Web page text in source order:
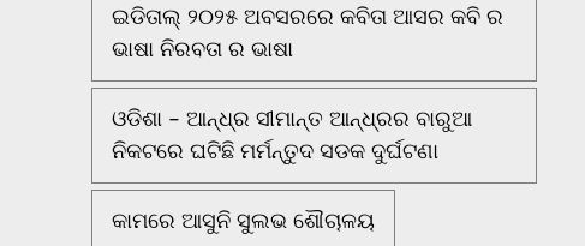
ଇଡିତାଲ୍ ୨୦୨୫ ଅବସରରେ କବିତା ଆସର କବି ର
ଭାଷା ନିରବତା ର ଭାଷା
ଓଡିଶା - ଆନ୍ଧ୍ର ସୀମାନ୍ତ ଆନ୍ଧ୍ରର ବାରୁଆ
ନିକଟରେ ଘଟିଛି ମର୍ମନ୍ତୁଦ ସଡକ ଦୁର୍ଘଟଣା
କାମରେ ଆସୁନି ସୁଲଭ ଶୌଚାଳୟ